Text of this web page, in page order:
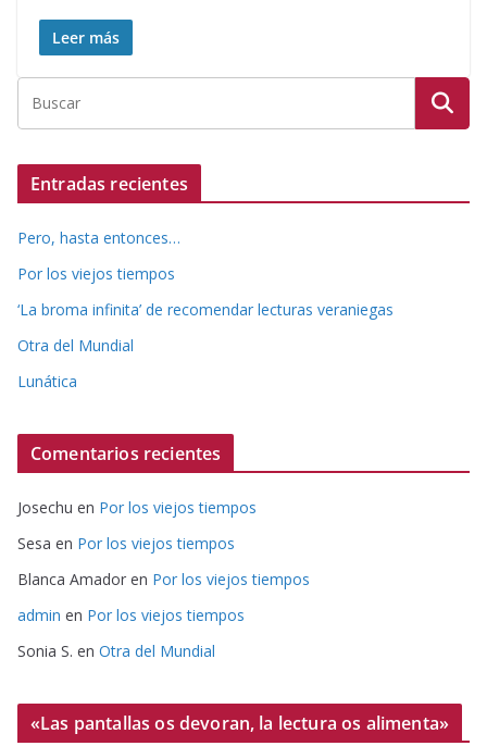
Leer más
Entradas recientes
Pero, hasta entonces…
Por los viejos tiempos
‘La broma infinita’ de recomendar lecturas veraniegas
Otra del Mundial
Lunática
Comentarios recientes
Josechu en Por los viejos tiempos
Sesa en Por los viejos tiempos
Blanca Amador en Por los viejos tiempos
admin en Por los viejos tiempos
Sonia S. en Otra del Mundial
«Las pantallas os devoran, la lectura os alimenta»